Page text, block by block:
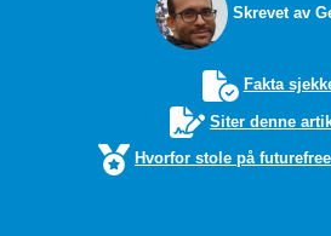
Skrevet av
Fakta
Siter denne
Hvorfor stole på